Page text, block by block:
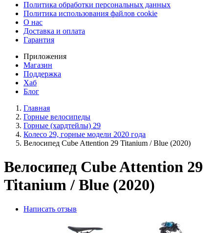
Политика обработки персональных данных
Политика использования файлов cookie
О нас
Доставка и оплата
Гарантия
Приложения
Магазин
Поддержка
Хаб
Блог
Главная
Горные велосипеды
Горные (хардтейлы) 29
Колесо 29, горные модели 2020 года
Велосипед Cube Attention 29 Titanium / Blue (2020)
Велосипед Cube Attention 29
Titanium / Blue (2020)
Написать отзыв